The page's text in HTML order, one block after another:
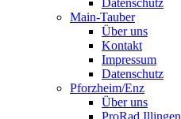
Datenschutz
Main-Tauber
Über uns
Kontakt
Impressum
Datenschutz
Pforzheim/Enz
Über uns
ProRad Illingen